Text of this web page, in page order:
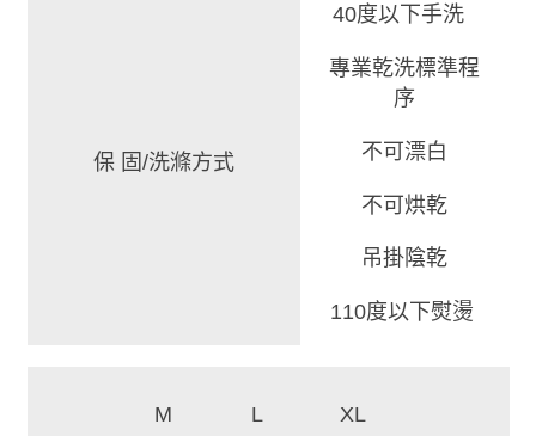
保 固/洗滌方式
40度以下手洗
專業乾洗標準程
序
不可漂白
不可烘乾
吊掛陰乾
110度以下熨燙
M L XL